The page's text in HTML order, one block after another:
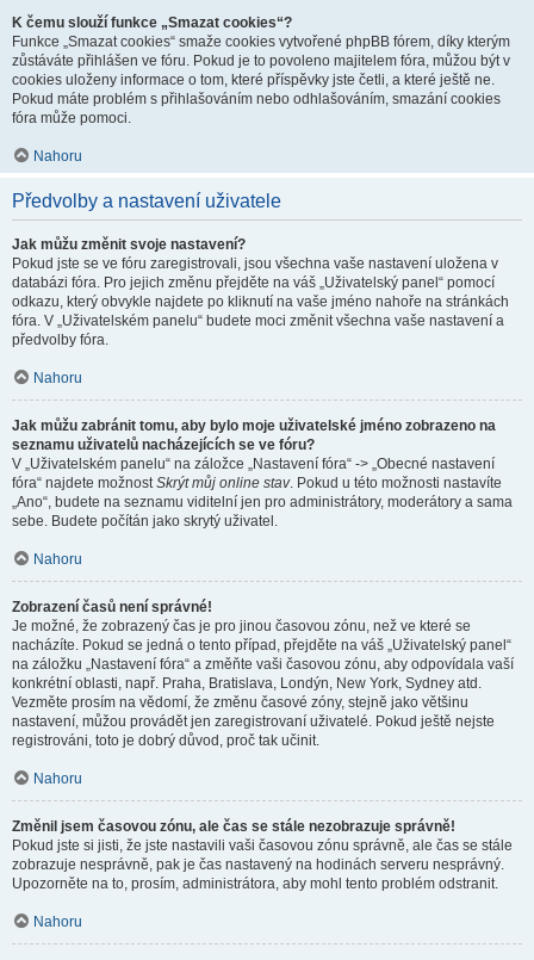
K čemu slouží funkce „Smazat cookies“?
Funkce „Smazat cookies“ smaže cookies vytvořené phpBB fórem, díky kterým
zůstáváte přihlášen ve fóru. Pokud je to povoleno majitelem fóra, můžou být v
cookies uloženy informace o tom, které příspěvky jste četli, a které ještě ne.
Pokud máte problém s přihlašováním nebo odhlašováním, smazání cookies
fóra může pomoci.
Nahoru
Předvolby a nastavení uživatele
Jak můžu změnit svoje nastavení?
Pokud jste se ve fóru zaregistrovali, jsou všechna vaše nastavení uložena v
databázi fóra. Pro jejich změnu přejděte na váš „Uživatelský panel“ pomocí
odkazu, který obvykle najdete po kliknutí na vaše jméno nahoře na stránkách
fóra. V „Uživatelském panelu“ budete moci změnit všechna vaše nastavení a
předvolby fóra.
Nahoru
Jak můžu zabránit tomu, aby bylo moje uživatelské jméno zobrazeno na
seznamu uživatelů nacházejících se ve fóru?
V „Uživatelském panelu“ na záložce „Nastavení fóra“ -> „Obecné nastavení
fóra“ najdete možnostSkrýt můj online stav. Pokud u této možnosti nastavíte
„Ano“, budete na seznamu viditelní jen pro administrátory, moderátory a sama
sebe. Budete počítán jako skrytý uživatel.
Nahoru
Zobrazení časů není správné!
Je možné, že zobrazený čas je pro jinou časovou zónu, než ve které se
nacházíte. Pokud se jedná o tento případ, přejděte na váš „Uživatelský panel“
na záložku „Nastavení fóra“ a změňte vaši časovou zónu, aby odpovídala vaší
konkrétní oblasti, např. Praha, Bratislava, Londýn, New York, Sydney atd.
Vezměte prosím na vědomí, že změnu časové zóny, stejně jako většinu
nastavení, můžou provádět jen zaregistrovaní uživatelé. Pokud ještě nejste
registrováni, toto je dobrý důvod, proč tak učinit.
Nahoru
Změnil jsem časovou zónu, ale čas se stále nezobrazuje správně!
Pokud jste si jisti, že jste nastavili vaši časovou zónu správně, ale čas se stále
zobrazuje nesprávně, pak je čas nastavený na hodinách serveru nesprávný.
Upozorněte na to, prosím, administrátora, aby mohl tento problém odstranit.
Nahoru